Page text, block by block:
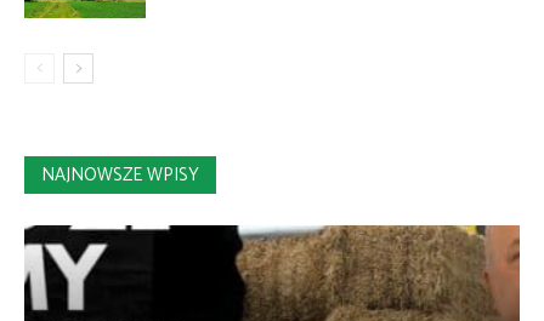
NAJNOWSZE WPISY